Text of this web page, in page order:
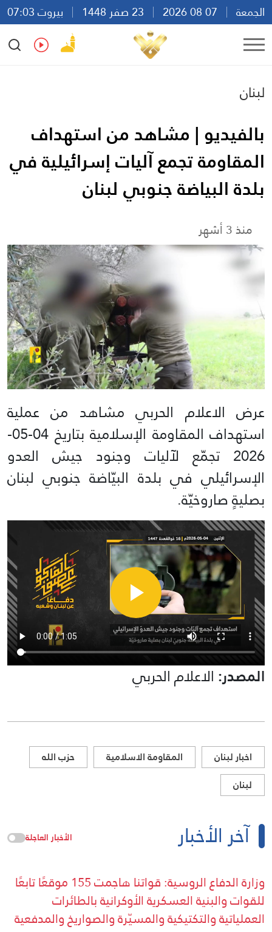
الجمعة
بيروت 07:03
Ar
En Fr Es
لبنان
بالفيديو | مشاهد من استهداف
المقاومة تجمع آليات إسرائيلية في
بلدة البياضة جنوبي لبنان
منذ 3 أشهر
عرض الاعلام الحربي مشاهد من عملية
استهداف المقاومة الإسلامية بتاريخ 04-05-
2026 تجمّع لآليات وجنود جيش العدو
الإسرائيلي في بلدة البيّاضة جنوبي لبنان
بصليةٍ صاروخيّة.
المصدر: الاعلام الحربي
اخبار لبنان المقاومة الاسلامية
حزب الله
لبنان
آخر الأخبار الأخبار العاجلة
وزارة الدفاع الروسية: قواتنا هاجمت 155 موقعًا تابعًا
للقوات والبنية العسكرية الأوكرانية بالطائرات
العملياتية والتكتيكية والمسيّرة والصواريخ والمدفعية